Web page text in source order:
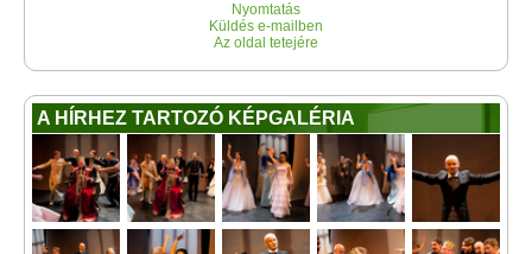
Nyomtatás
Küldés e-mailben
Az oldal tetejére
A HÍRHEZ TARTOZÓ KÉPGALÉRIA